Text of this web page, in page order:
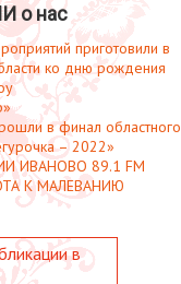
о нас
приготовили в
ко дню рождения
в финал областного
– 2022»
ИВАНОВО 89.1 FM
К МАЛЕВАНИЮ
в